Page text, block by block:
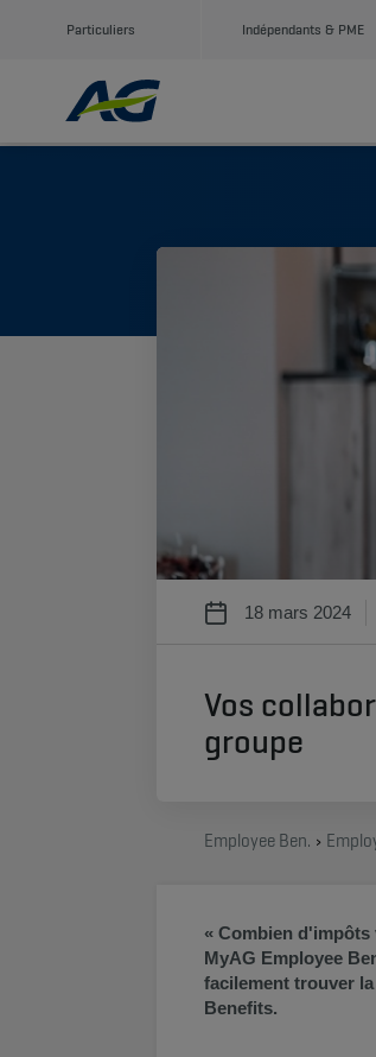
Particuliers Indépendants & PME
18 mars 2024
Vos
groupe
Employee Benefits
« Combien d'impôts
MyAG Employee
facilement trouver
Benefits.